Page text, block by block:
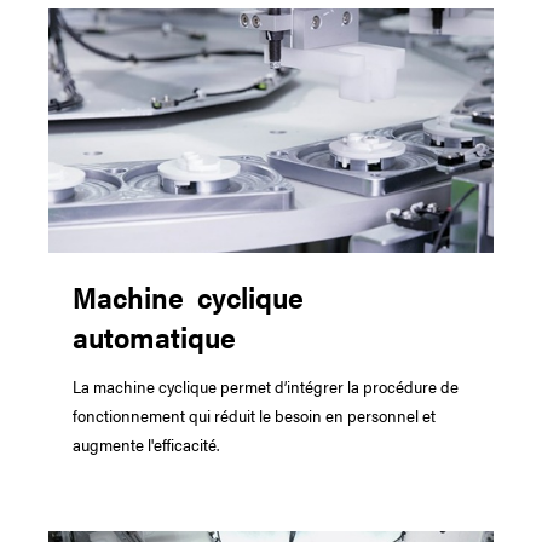
Machine cyclique
automatique
La machine cyclique permet d’intégrer la procédure de
fonctionnement qui réduit le besoin en personnel et
augmente l'efficacité.